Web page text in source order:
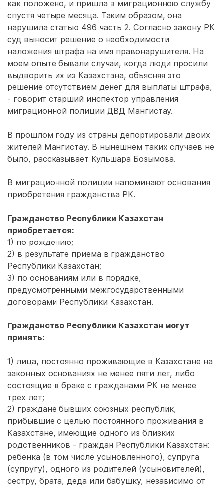
как положено, и пришла в миграционною службу
спустя четыре месяца. Таким образом, она
нарушила статью 496 часть 2. Согласно закону РК
суд выносит решение о необходимости
наложения штрафа на имя правонарушителя. На
моем опыте бывали случаи, когда люди просили
выдворить их из Казахстана, объясняя это
решение отсутствием денег для выплаты штрафа,
- говорит старший инспектор управления
миграционной полиции ДВД Мангистау.
В прошлом году из страны депортировали двоих
жителей Мангистау. В нынешнем таких случаев не
было, рассказывает Кульшара Бозымова.
В миграционной полиции напоминают основания
приобретения гражданства РК.
Гражданство Республики Казахстан
приобретается:
1) по рождению;
2) в результате приема в гражданство
Республики Казахстан;
3) по основаниям или в порядке,
предусмотренными межгосударственными
договорами Республики Казахстан.
Гражданство Республики Казахстан могут
принять:
1) лица, постоянно проживающие в Казахстане на
законных основаниях не менее пяти лет, либо
состоящие в браке с гражданами РК не менее
трех лет;
2) граждане бывших союзных республик,
прибывшие с целью постоянного проживания в
Казахстане, имеющие одного из близких
родственников - граждан Республики Казахстан:
ребенка (в том числе усыновленного), супруга
(супругу), одного из родителей (усыновителей),
сестру, брата, деда или бабушку, независимо от